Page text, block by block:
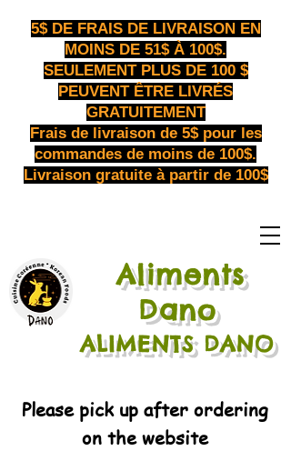
5$ DE FRAIS DE LIVRAISON EN
MOINS DE 51$ À 100$.
SEULEMENT PLUS DE 100 $
PEUVENT ÊTRE LIVRÉS
GRATUITEMENT
Frais de livraison de 5$ pour les
commandes de moins de 100$.
Livraison gratuite à partir de 100$
​Aliments
Dano
ALIMENTS DANO
Please pick up after ordering
on the website